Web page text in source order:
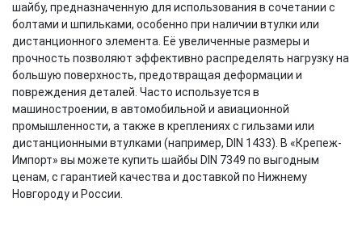
шайбу, предназначенную для использования в сочетании с
болтами и шпильками, особенно при наличии втулки или
дистанционного элемента. Её увеличенные размеры и
прочность позволяют эффективно распределять нагрузку на
большую поверхность, предотвращая деформации и
повреждения деталей. Часто используется в
машиностроении, в автомобильной и авиационной
промышленности, а также в креплениях с гильзами или
дистанционными втулками (например, DIN 1433). В «Крепеж-
Импорт» вы можете купить шайбы DIN 7349 по выгодным
ценам, с гарантией качества и доставкой по Нижнему
Новгороду и России.